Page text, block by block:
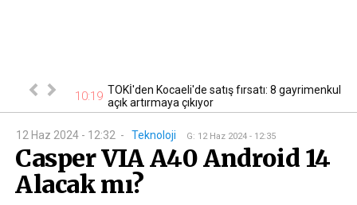
Başvurular 10:19 TOKİ'den Kocaeli'de satış fırsatı: 8 gayrimenkul
açık artırmaya çıkıyor
12 Haz 2024 - 12:32 - Teknoloji G: 12 Haz 2024 - 12:35
Casper VIA A40 Android 14
Alacak mı?